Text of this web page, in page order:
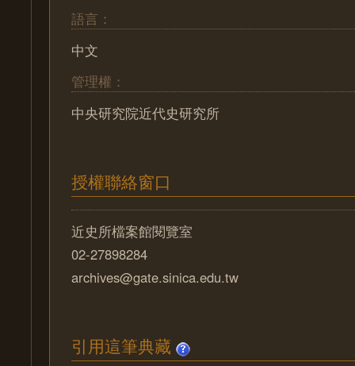
語言：
中文
管理權：
中央研究院近代史研究所
授權聯絡窗口
近史所檔案館閱覽室
02-27898284
archives@gate.sinica.edu.tw
引用這筆典藏